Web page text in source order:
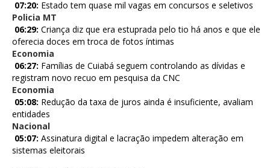
07:20: Estado tem quase mil vagas em concursos e seletivos
Policia MT
06:29: Criança diz que era estuprada pelo tio há anos e que ele
oferecia doces em troca de fotos íntimas
Economia
06:27: Famílias de Cuiabá seguem controlando as dívidas e
registram novo recuo em pesquisa da CNC
Economia
05:08: Redução da taxa de juros ainda é insuficiente, avaliam
entidades
Nacional
05:07: Assinatura digital e lacração impedem alteração em
sistemas eleitorais